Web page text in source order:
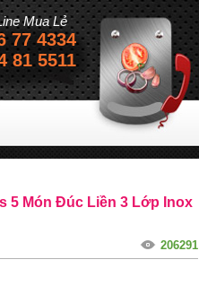
Mua Lẻ
77 4334
81 5511
tôi !
5 Món Đúc Liền 3 Lớp Inox
206291